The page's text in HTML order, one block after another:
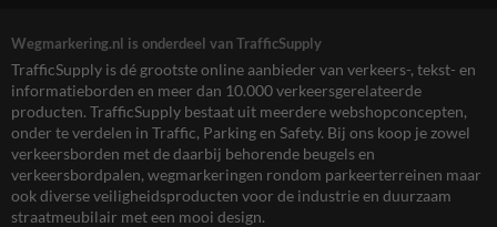
Wegmarkering.nl is onderdeel van TrafficSupply
TrafficSupply is dé grootste online aanbieder van verkeers-, tekst- en
informatieborden en meer dan 10.000 verkeersgerelateerde
producten. TrafficSupply bestaat uit meerdere webshopconcepten,
onder te verdelen in Traffic, Parking en Safety. Bij ons koop je zowel
verkeersborden met de daarbij behorende beugels en
verkeersbordpalen, wegmarkeringen rondom parkeerterreinen maar
ook diverse veiligheidsproducten voor de industrie en duurzaam
straatmeubilair met een mooi design.